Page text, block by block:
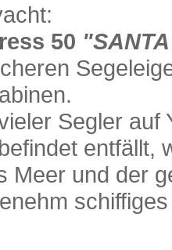
50
Segler
entfällt,
Meer und der